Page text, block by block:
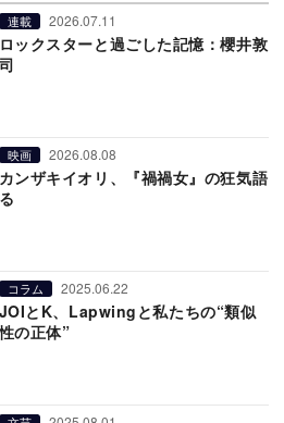
連載 2026.07.11
ロックスターと過ごした記憶：櫻井敦
司
映画 2026.08.08
カンザキイオリ、『禍禍女』の狂気語
る
コラム 2025.06.22
JOIとK、Lapwingと私たちの“類似
性の正体”